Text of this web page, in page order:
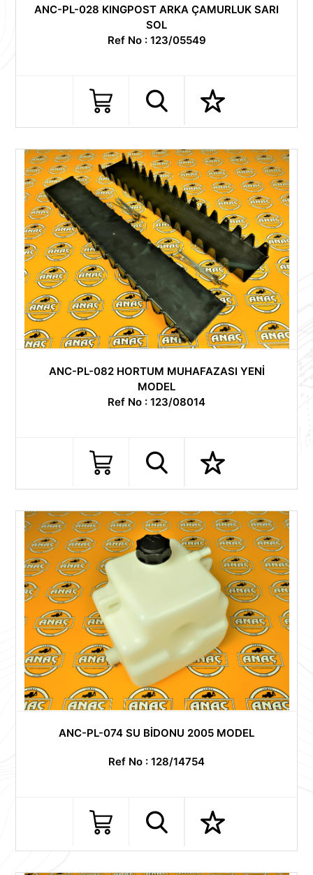
ANC-PL-028 KINGPOST ARKA ÇAMURLUK SARI
SOL
Ref No : 123/05549
ANC-PL-082 HORTUM MUHAFAZASI YENİ
MODEL
Ref No : 123/08014
ANC-PL-074 SU BİDONU 2005 MODEL
Ref No : 128/14754